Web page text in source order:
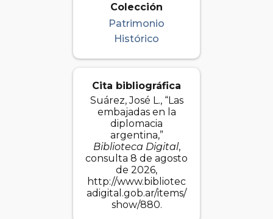
Colección
Patrimonio
Histórico
Cita bibliográfica
Suárez, José L., “Las
embajadas en la
diplomacia
argentina,”
Biblioteca Digital,
consulta 8 de agosto
de 2026,
http://www.bibliotec
adigital.gob.ar/items/
show/880.